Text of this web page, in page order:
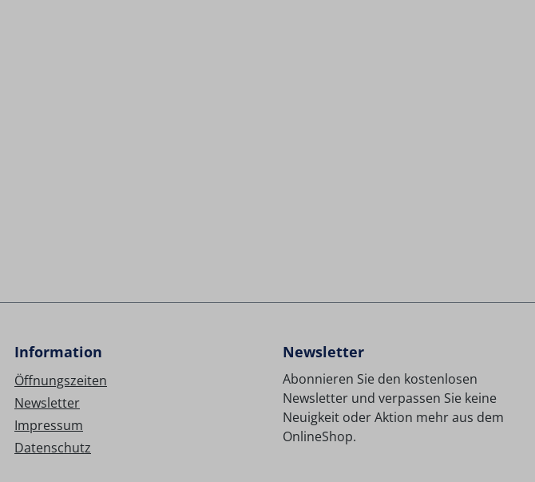
Information
Öffnungszeiten
Newsletter
Impressum
Datenschutz
Newsletter
Abonnieren Sie den kostenlosen
Newsletter und verpassen Sie keine
Neuigkeit oder Aktion mehr aus dem
OnlineShop.